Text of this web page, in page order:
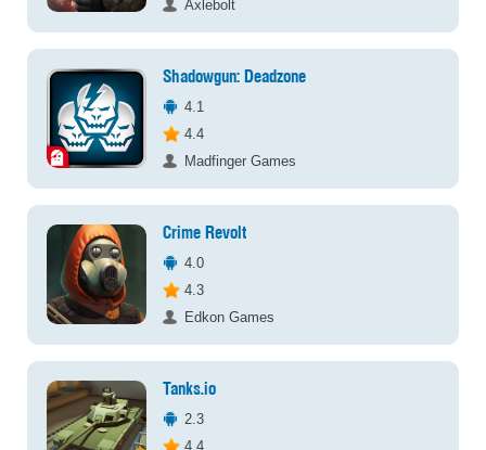
Axlebolt
Shadowgun: Deadzone
4.1
4.4
Madfinger Games
Crime Revolt
4.0
4.3
Edkon Games
Tanks.io
2.3
4.4